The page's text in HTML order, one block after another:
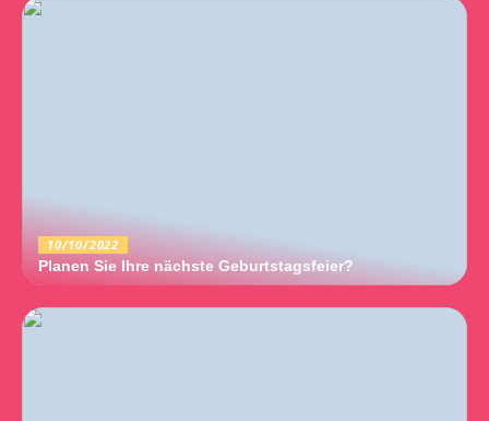
10/10/2022
Planen Sie Ihre nächste Geburtstagsfeier?